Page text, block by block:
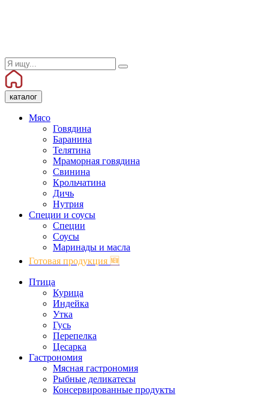
каталог
Мясо
Говядина
Баранина
Телятина
Мраморная говядина
Свинина
Крольчатина
Дичь
Нутрия
Специи и соусы
Специи
Соусы
Маринады и масла
Готовая продукция 🆕
Птица
Курица
Индейка
Утка
Гусь
Перепелка
Цесарка
Гастрономия
Мясная гастрономия
Рыбные деликатесы
Консервированные продукты